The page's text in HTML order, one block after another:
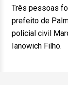
Três pessoas
prefeito de
policial civil
Ianowich Filho.